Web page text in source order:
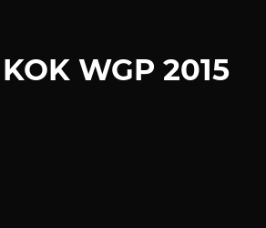
WGP 2015